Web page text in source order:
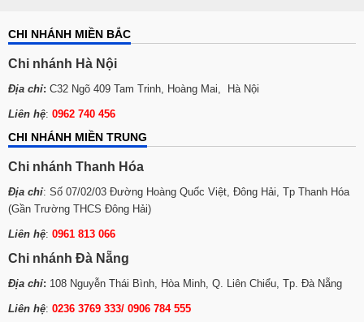
CHI NHÁNH MIỀN BẮC
Chi nhánh Hà Nội
Địa chỉ: C32 Ngõ 409 Tam Trinh, Hoàng Mai, Hà Nội
Liên hệ: 0962 740 456
CHI NHÁNH MIỀN TRUNG
Chi nhánh Thanh Hóa
Địa chỉ: Số 07/02/03 Đường Hoàng Quốc Việt, Đông Hải, Tp Thanh Hóa
(Gần Trường THCS Đông Hải)
Liên hệ: 0961 813 066
Chi nhánh Đà Nẵng
Địa chỉ: 108 Nguyễn Thái Bình, Hòa Minh, Q. Liên Chiểu, Tp. Đà Nẵng
Liên hệ: 0236 3769 333/ 0906 784 555